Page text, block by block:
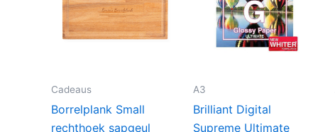
Cadeaus
Borrelplank Small
rechthoek sapgeul
A3
Brilliant Digital
Supreme Ultimate